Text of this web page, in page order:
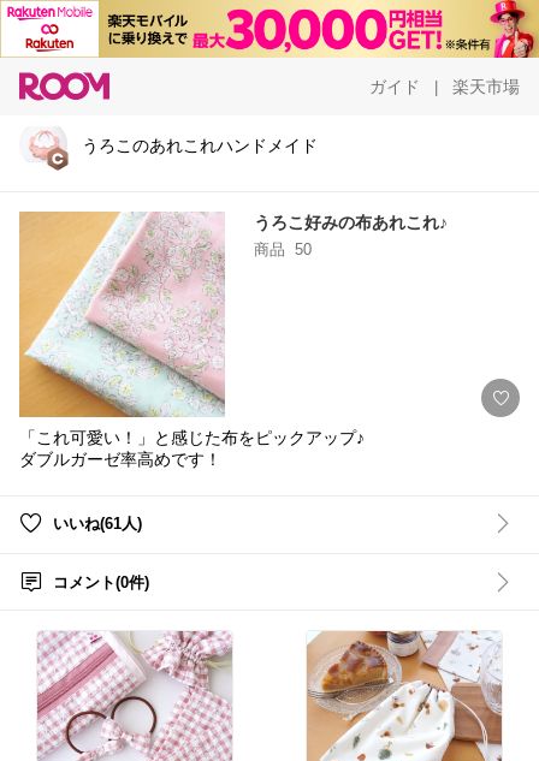
ガイド 楽天市場
うろこのあれこれハンドメイド
うろこ好みの布あれこれ♪
商品 50
「これ可愛い！」と感じた布をピックアップ♪
ダブルガーゼ率高めです！
いいね(61人)
コメント(0件)